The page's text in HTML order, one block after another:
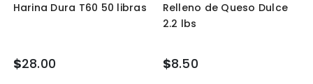
Harina Dura T60 50 libras
$28.00
Relleno de Queso Dulce
2.2 lbs
$8.50